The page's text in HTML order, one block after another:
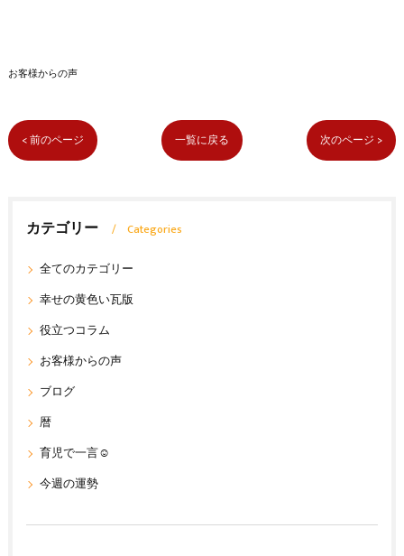
お客様からの声
< 前のページ 一覧に戻る 次のページ >
カテゴリー Categories
全てのカテゴリー
幸せの黄色い瓦版
役立つコラム
お客様からの声
ブログ
暦
育児で一言☺
今週の運勢